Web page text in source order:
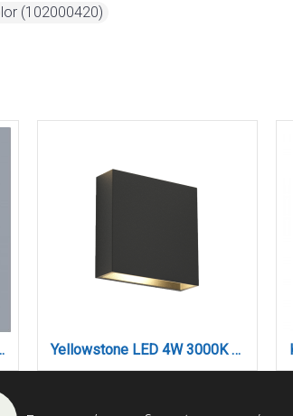
(102000420)
D:150cm (45012) Yellowstone LED 4W 3000K Outdoor Up-Down Adjustable Wall Lamp Anthracite D:12cmx12cm (80200941)